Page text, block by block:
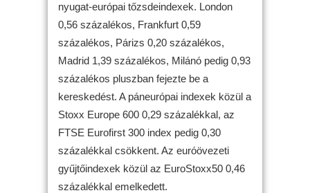
nyugat-európai tőzsdeindexek. London
0,56 százalékos, Frankfurt 0,59
százalékos, Párizs 0,20 százalékos,
Madrid 1,39 százalékos, Milánó pedig 0,93
százalékos pluszban fejezte be a
kereskedést. A páneurópai indexek közül a
Stoxx Europe 600 0,29 százalékkal, az
FTSE Eurofirst 300 index pedig 0,30
százalékkal csökkent. Az euróövezeti
gyűjtőindexek közül az EuroStoxx50 0,46
százalékkal emelkedett.